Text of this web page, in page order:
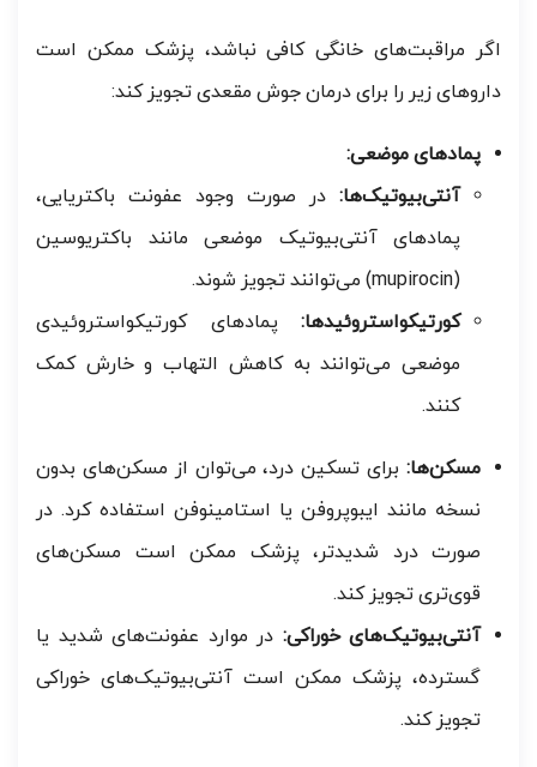
اگر مراقبت‌های خانگی کافی نباشد، پزشک ممکن است
داروهای زیر را برای درمان جوش مقعدی تجویز کند:
پمادهای موضعی:
آنتی‌بیوتیک‌ها: در صورت وجود عفونت باکتریایی،
پمادهای آنتی‌بیوتیک موضعی مانند باکتریوسین
(mupirocin) می‌توانند تجویز شوند.
کورتیکواستروئیدها: پمادهای کورتیکواستروئیدی
موضعی می‌توانند به کاهش التهاب و خارش کمک
کنند.
مسکن‌ها: برای تسکین درد، می‌توان از مسکن‌های بدون
نسخه مانند ایبوپروفن یا استامینوفن استفاده کرد. در
صورت درد شدیدتر، پزشک ممکن است مسکن‌های
قوی‌تری تجویز کند.
آنتی‌بیوتیک‌های خوراکی: در موارد عفونت‌های شدید یا
گسترده، پزشک ممکن است آنتی‌بیوتیک‌های خوراکی
تجویز کند.